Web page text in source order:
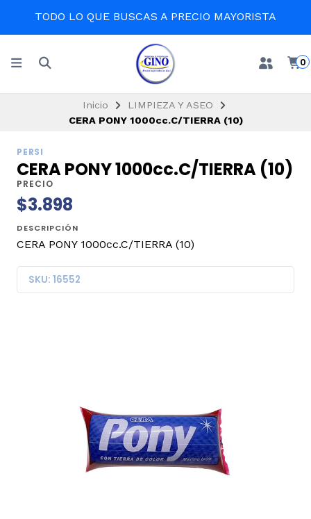
TODO LO QUE BUSCAS A PRECIO MAYORISTA
0
Inicio
LIMPIEZA Y ASEO
CERA PONY 1000cc.C/TIERRA (10)
PERSI
CERA PONY 1000cc.C/TIERRA (10)
PRECIO
$3.898
DESCRIPCIÓN
CERA PONY 1000cc.C/TIERRA (10)
SKU: 16552